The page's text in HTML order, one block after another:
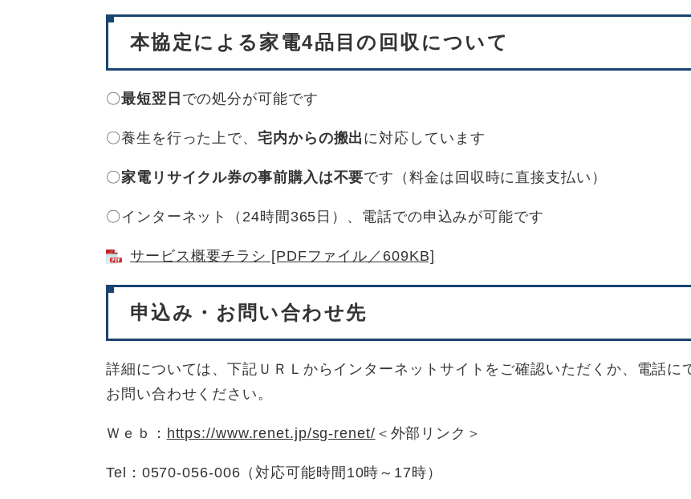
本協定による家電4品目の回収について
〇最短翌日 での処分が可能です
〇養生を行った上で、 宅内からの搬出 に対応しています
〇家電リサイクル券の事前購入は不要です（料金は回収時に直接支払い）
〇インターネット（24時間365日）、電話での申込みが可能です
サービス概要チラシ [PDFファイル／609KB]
申込み・お問い合わせ先
詳細については、下記ＵＲＬからインターネットサイトをご確認いただくか、電話に
お問い合わせください。
Ｗｅｂ： https://www.renet.jp/sg-renet/ ＜外部リンク＞
Tel：0570-056-006（対応可能時間10時～17時）